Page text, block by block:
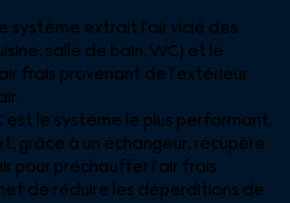
système extrait l’air vicié des
salle de bain, WC) et le
frais provenant de l’extérieur
le système le plus performant.
grâce à un échangeur, récupère
pour préchauffer l’air frais
de réduire les déperditions de